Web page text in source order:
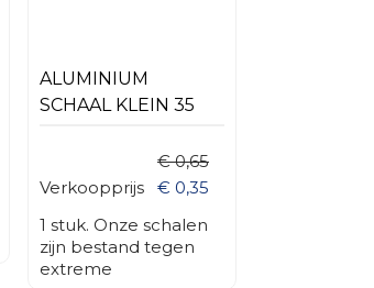
ALUMINIUM
SCHAAL KLEIN 35
€ 0,65
Verkoopprijs
€ 0,35
1 stuk. Onze schalen
zijn bestand tegen
extreme